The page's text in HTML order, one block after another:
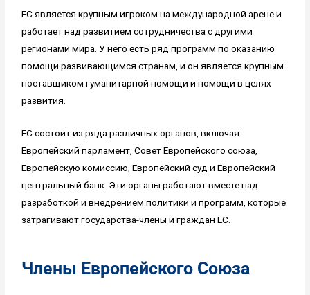
ЕС является крупным игроком на международной арене и
работает над развитием сотрудничества с другими
регионами мира. У него есть ряд программ по оказанию
помощи развивающимся странам, и он является крупным
поставщиком гуманитарной помощи и помощи в целях
развития.
ЕС состоит из ряда различных органов, включая
Европейский парламент, Совет Европейского союза,
Европейскую комиссию, Европейский суд и Европейский
центральный банк. Эти органы работают вместе над
разработкой и внедрением политики и программ, которые
затрагивают государства-члены и граждан ЕС.
Члены Европейского Союза